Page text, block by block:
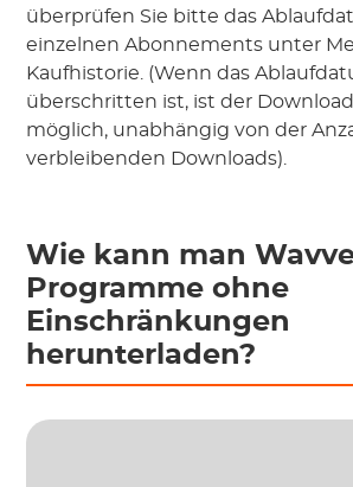
überprüfen Sie bitte das
einzelnen Abonnements unter
Kaufhistorie. (Wenn das
überschritten ist, ist der
möglich, unabhängig von der
verbleibenden Downloads).
Wie kann man
Programme ohne
Einschränkungen
herunterladen?